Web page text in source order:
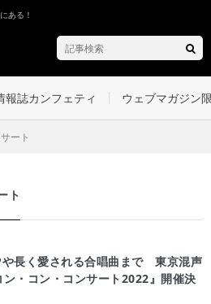
ある！
報誌カンフェティ ウェブマガジン
ート
ト
や長く愛される合唱曲まで 東京混声
ン・コン・コンサート2022』開催決